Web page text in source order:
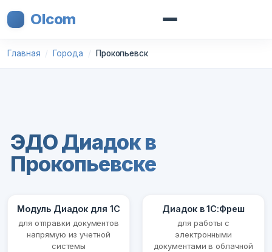
Olcom
Главная Города Прокопьевск
ЭДО Диадок в
Прокопьевске
Модуль Диадок для 1С
для отправки документов
напрямую из учетной
системы
Диадок в 1С:Фреш
для работы с
электронными
документами в облачной